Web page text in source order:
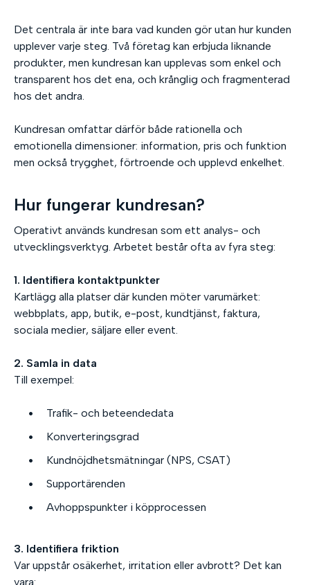
Det centrala är inte bara vad kunden gör utan hur kunden
upplever varje steg. Två företag kan erbjuda liknande
produkter, men kundresan kan upplevas som enkel och
transparent hos det ena, och krånglig och fragmenterad
hos det andra.
Kundresan omfattar därför både rationella och
emotionella dimensioner: information, pris och funktion
men också trygghet, förtroende och upplevd enkelhet.
Hur fungerar kundresan?
Operativt används kundresan som ett analys- och
utvecklingsverktyg. Arbetet består ofta av fyra steg:
1. Identifiera kontaktpunkter
Kartlägg alla platser där kunden möter varumärket:
webbplats, app, butik, e-post, kundtjänst, faktura,
sociala medier, säljare eller event.
2. Samla in data
Till exempel:
Trafik- och beteendedata
Konverteringsgrad
Kundnöjdhetsmätningar (NPS, CSAT)
Supportärenden
Avhoppspunkter i köpprocessen
3. Identifiera friktion
Var uppstår osäkerhet, irritation eller avbrott? Det kan
vara: